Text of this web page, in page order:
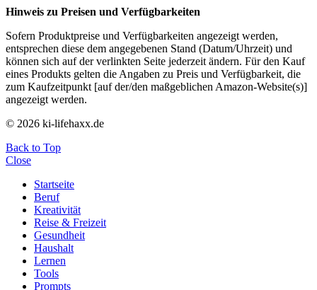
Hinweis zu Preisen und Verfügbarkeiten
Sofern Produktpreise und Verfügbarkeiten angezeigt werden,
entsprechen diese dem angegebenen Stand (Datum/Uhrzeit) und
können sich auf der verlinkten Seite jederzeit ändern. Für den Kauf
eines Produkts gelten die Angaben zu Preis und Verfügbarkeit, die
zum Kaufzeitpunkt [auf der/den maßgeblichen Amazon-Website(s)]
angezeigt werden.
© 2026 ki-lifehaxx.de
Back to Top
Close
Startseite
Beruf
Kreativität
Reise & Freizeit
Gesundheit
Haushalt
Lernen
Tools
Prompts